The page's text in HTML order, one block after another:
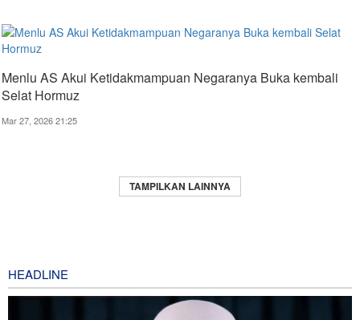
Menlu AS Akui Ketidakmampuan Negaranya Buka kembali
Selat Hormuz
Mar 27, 2026 21:25
TAMPILKAN LAINNYA
HEADLINE